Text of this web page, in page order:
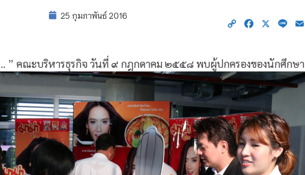
25 กุมภาพันธ์ 2016
Copy Facebook
X Line
” คณะบริหารธุรกิจ วันที่ ๙ กฎกดาคม ๒๕๕๘ พบผู้ปกครองของนักศึกษา